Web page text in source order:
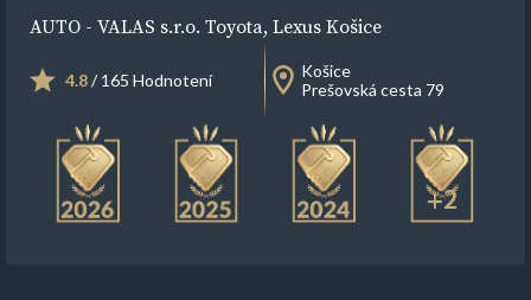
AUTO - VALAS s.r.o. Toyota, Lexus Košice
4.8/ 165 Hodnotení
Košice
Prešovská cesta 79
+2